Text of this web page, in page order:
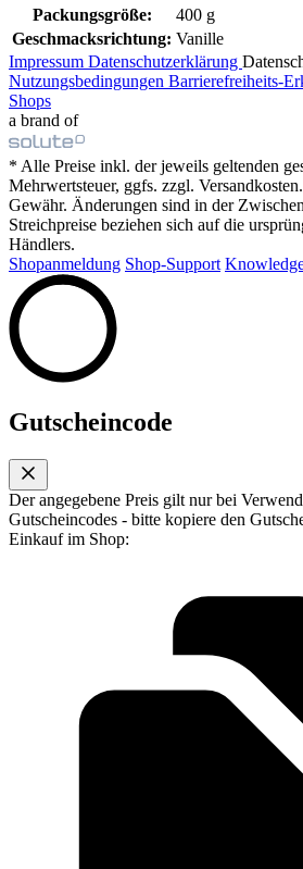
Packungsgröße:
400 g
Geschmacksrichtung: Vanille
Impressum Datenschutzerklärung
Nutzungsbedingungen Barrierefreiheits-
Shops
a brand of
* Alle Preise inkl. der jeweils geltenden
Mehrwertsteuer, ggfs. zzgl.
Gewähr. Änderungen sind in der
Streichpreise beziehen sich auf die
Händlers.
Shopanmeldung Shop-Support
Gutscheincode
Der angegebene Preis gilt nur bei
Gutscheincodes - bitte kopiere den
Einkauf im Shop: